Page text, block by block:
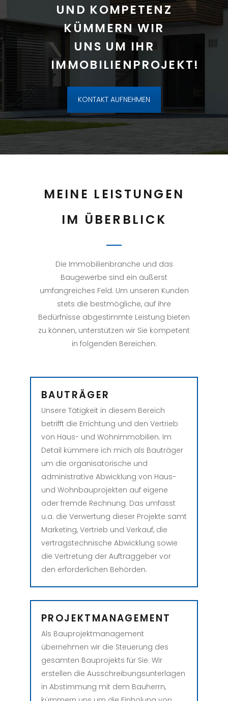
UND KOMPETENZ
KÜMMERN WIR
UNS UM IHR
IMMOBILIENPROJEKT!
KONTAKT AUFNEHMEN
MEINE LEISTUNGEN
IM ÜBERBLICK
Die Immobilienbranche und das
Baugewerbe sind ein äußerst
umfangreiches Feld. Um unseren Kunden
stets die bestmögliche, auf ihre
Bedürfnisse abgestimmte Leistung bieten
zu können, unterstützen wir Sie kompetent
in folgenden Bereichen:
BAUTRÄGER
Unsere Tätigkeit in diesem Bereich
betrifft die Errichtung und den Vertrieb
von Haus- und Wohnimmobilien. Im
Detail kümmere ich mich als Bauträger
um die organisatorische und
administrative Abwicklung von Haus-
und Wohnbauprojekten auf eigene
oder fremde Rechnung. Das umfasst
u.a. die Verwertung dieser Projekte samt
Marketing, Vertrieb und Verkauf, die
vertragstechnische Abwicklung sowie
die Vertretung der Auftraggeber vor
den erforderlichen Behörden.
PROJEKTMANAGEMENT
Als Bauprojektmanagement
übernehmen wir die Steuerung des
gesamten Bauprojekts für Sie. Wir
erstellen die Ausschreibungsunterlagen
in Abstimmung mit dem Bauherrn,